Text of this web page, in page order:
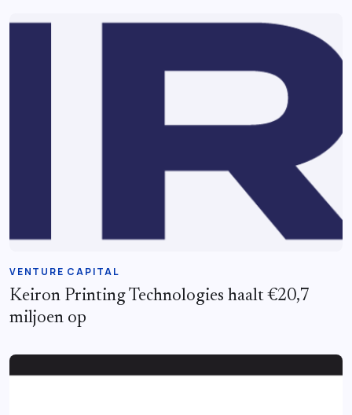
VENTURE CAPITAL
Keiron Printing Technologies haalt €20,7
miljoen op